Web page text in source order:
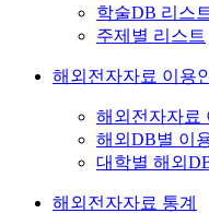
학술DB 리스
주제별 리스트
해외전자자료 이용
해외전자자료
해외DB별 이
대학별 해외
해외전자자료 통계